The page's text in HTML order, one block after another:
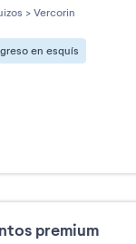
> Vercorin
en esquís
premium